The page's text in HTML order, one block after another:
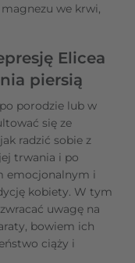
we krwi,
Elicea
piersią
porodzie lub w
się ze
radzić sobie z
trwania i po
emocjonalnym i
kobiety. W tym
uwagę na
bowiem ich
ciąży i